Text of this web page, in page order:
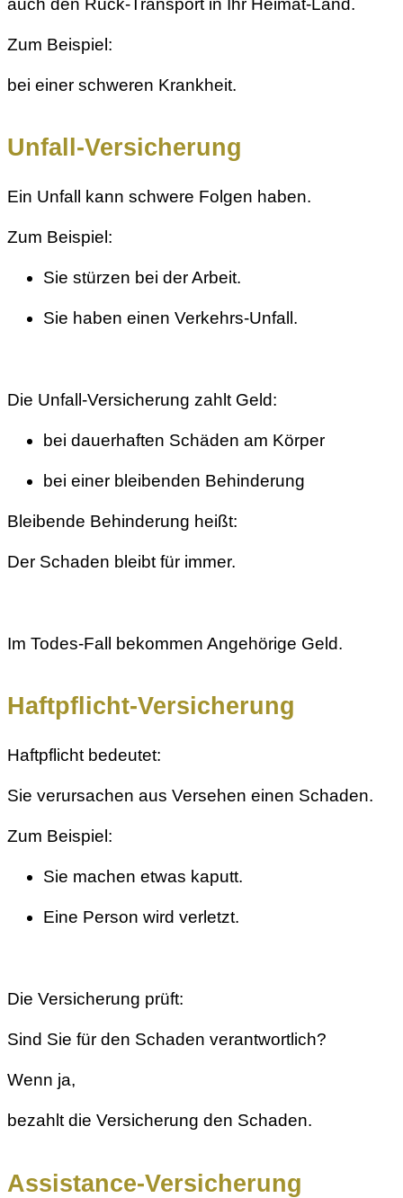
Zum Beispiel:
bei einer schweren Krankheit.
Unfall-Versicherung
Ein Unfall kann schwere Folgen haben.
Zum Beispiel:
Sie stürzen bei der Arbeit.
Sie haben einen Verkehrs-Unfall.
Die Unfall-Versicherung zahlt Geld:
bei dauerhaften Schäden am Körper
bei einer bleibenden Behinderung
Bleibende Behinderung heißt:
Der Schaden bleibt für immer.
Im Todes-Fall bekommen Angehörige Geld.
Haftpflicht-Versicherung
Haftpflicht bedeutet:
Sie verursachen aus Versehen einen Schaden.
Zum Beispiel:
Sie machen etwas kaputt.
Eine Person wird verletzt.
Die Versicherung prüft:
Sind Sie für den Schaden verantwortlich?
Wenn ja,
bezahlt die Versicherung den Schaden.
Assistance-Versicherung